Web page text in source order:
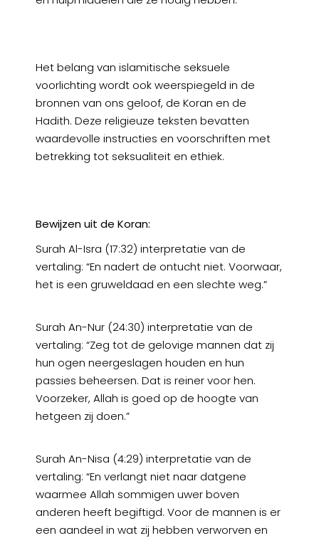
Het belang van islamitische seksuele
voorlichting wordt ook weerspiegeld in de
bronnen van ons geloof, de Koran en de
Hadith. Deze religieuze teksten bevatten
waardevolle instructies en voorschriften met
betrekking tot seksualiteit en ethiek.
Bewijzen uit de Koran:
Surah Al-Isra (17:32) interpretatie van de
vertaling: “En nadert de ontucht niet. Voorwaar,
het is een gruweldaad en een slechte weg.”
Surah An-Nur (24:30) interpretatie van de
vertaling: “Zeg tot de gelovige mannen dat zij
hun ogen neergeslagen houden en hun
passies beheersen. Dat is reiner voor hen.
Voorzeker, Allah is goed op de hoogte van
hetgeen zij doen.”
Surah An-Nisa (4:29) interpretatie van de
vertaling: “En verlangt niet naar datgene
waarmee Allah sommigen uwer boven
anderen heeft begiftigd. Voor de mannen is er
een aandeel in wat zij hebben verworven en